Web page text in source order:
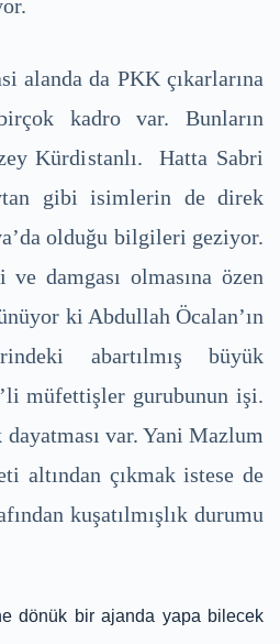
alanda da PKK çıkarlarına
kadro var. Bunların
Kürdistanlı. Hatta Sabri
gibi isimlerin de direk
olduğu bilgileri geziyor.
damgası olmasına özen
ki Abdullah Öcalan’ın
abartılmış büyük
müfettişler gurubunun işi.
var. Yani Mazlum
altından çıkmak istese de
kuşatılmışlık durumu
dönük bir ajanda yapa bilecek